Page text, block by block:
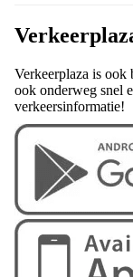
Verkeerplaza is ook
ook onderweg snel
verkeersinformatie!